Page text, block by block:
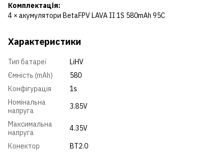
Комплектація:
4 × акумулятори BetaFPV LAVA II 1S 580mAh 95C
Характеристики
Тип батареї
LiHV
Ємність (mAh)
580
Конфігурація
1s
Номінальна
напруга
3.85V
Максимальна
напруга
4.35V
Конектор
BT2.0